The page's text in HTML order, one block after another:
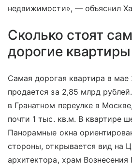
недвижимости», — объяснил
Сколько стоят
дорогие квартиры
Самая дорогая квартира в мае
продается за 2,85 млрд
в Гранатном переулке в
почти 1 тыс. кв.м. В квартире
Панорамные окна
стороны, открывается вид на
архитектора, храм Вознесения